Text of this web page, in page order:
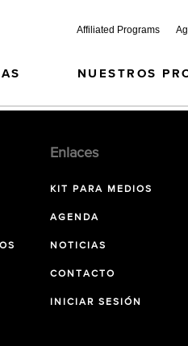
Affiliated Programs
NUESTROS
Enlaces
KIT PARA MEDIOS
AGENDA
NOTICIAS
CONTACTO
INICIAR SESIÓN